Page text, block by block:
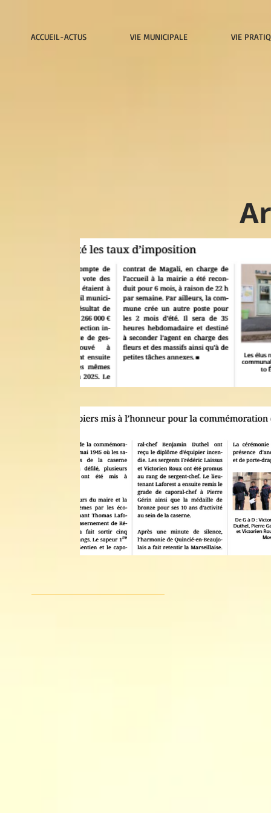
ACCUEIL-ACTUS VIE MUNICIPALE VIE